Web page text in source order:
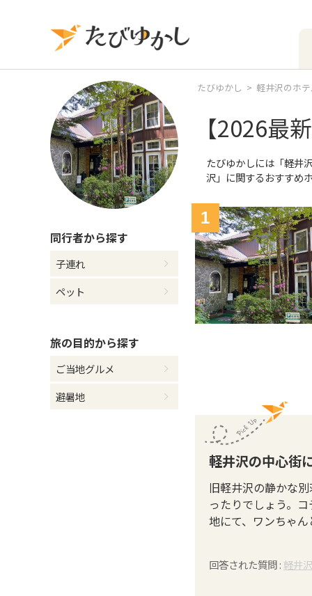
同行者から探す
子連れ
ペット
旅の目的から探す
ご当地グルメ
避暑地
たびゆかし 軽井沢のホ
【2026最
たびゆかしには 「軽井
沢」 に関するおすすめ
1
軽井沢の中心街
旧軽井沢の静かな
ったりでしょう。
地にて、ワンちゃ
回答された質問 :軽井